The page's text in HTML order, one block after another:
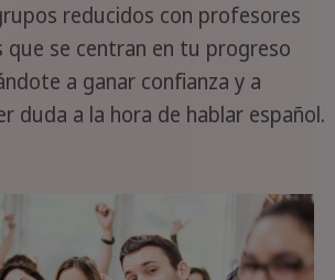
reducidos con profesores
que se centran en tu progreso
a ganar confianza y a
duda a la hora de hablar español.